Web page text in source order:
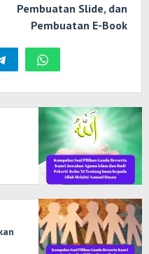
Pembuatan Slide, dan
Pembuatan E-Book